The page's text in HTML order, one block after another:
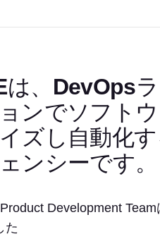
は、DevOps
ンでソフト
ズし自動化
ンシーです。
Development
た